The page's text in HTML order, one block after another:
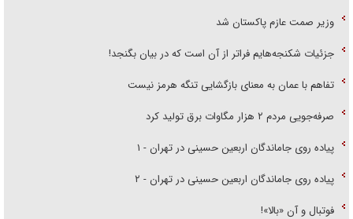
وزیر صمت عازم پاکستان شد
جزئیات شکنجه‌هایم فراتر از آن است که در بیان بگنجد!
تفاهم با عمان به معنای بازگشایی تنگه هرمز نیست
صرفه‌جویی مردم ۲ هزار مگاوات برق تولید کرد
پیاده روی جاماندگان اربعین حسینی در تهران - ۱
پیاده روی جاماندگان اربعین حسینی در تهران - ۲
فوتبال و آن «بالا»!